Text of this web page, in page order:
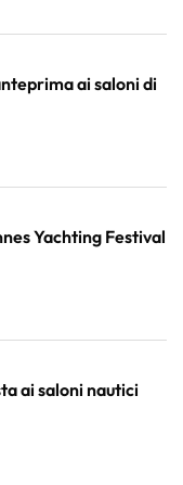
ai saloni di
Yachting Festival
ai saloni nautici